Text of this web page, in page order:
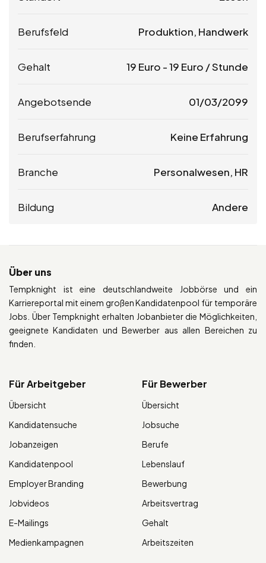
Berufsfeld Produktion, Handwerk
Gehalt 19 Euro -19 Euro / Stunde
Angebotsende 01/03/2099
Berufserfahrung Keine Erfahrung
Branche Personalwesen, HR
Bildung Andere
Über uns
Tempknight ist eine deutschlandweite Jobbörse und ein
Karriereportal mit einem großen Kandidatenpool für temporäre
Jobs. Über Tempknight erhalten Jobanbieter die Möglichkeiten,
geeignete Kandidaten und Bewerber aus allen Bereichen zu
finden.
Für Arbeitgeber
Übersicht
Kandidatensuche
Jobanzeigen
Kandidatenpool
Employer Branding
Jobvideos
E-Mailings
Medienkampagnen
Für Bewerber
Übersicht
Jobsuche
Berufe
Lebenslauf
Bewerbung
Arbeitsvertrag
Gehalt
Arbeitszeiten